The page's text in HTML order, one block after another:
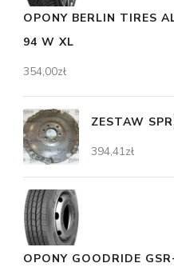
OPONY BERLIN TIRES
94 W XL
354,00zł
ZESTAW
394,41zł
OPONY GOODRIDE